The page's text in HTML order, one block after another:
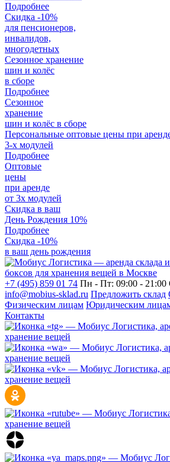
Подробнее
Скидка -10%
для пенсионеров,
инвалидов,
многодетных
Сезонное хранение
шин и колёс
в сборе
Подробнее
Сезонное
хранение
шин и колёс в сборе
Персональные оптовые цены при
3-х модулей
Подробнее
Оптовые
цены
при аренде
от 3х модулей
Скидка в ваш
День Рождения 10%
Подробнее
Скидка -10%
в ваш день рождения
+7 (495) 859 01 74 Пн - Пт: 09:00 - 21:00
info@mobius-sklad.ru Предложить склад
Физическим лицам Юридическим
Контакты